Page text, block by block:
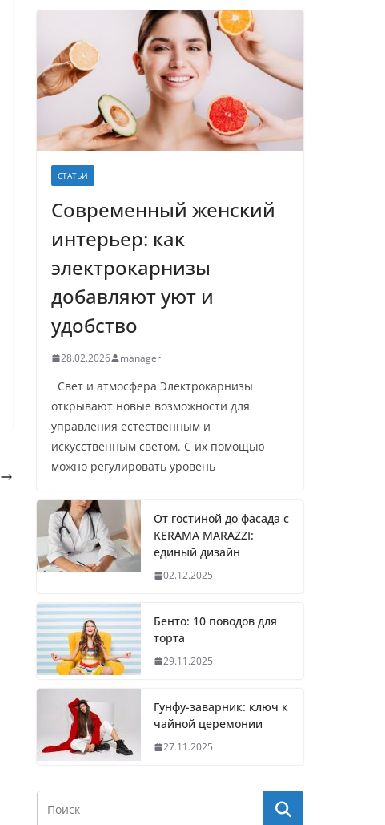
СТАТЬИ
Современный женский
интерьер: как
электрокарнизы
добавляют уют и
удобство
28.02.2026 manager
Свет и атмосфера Электрокарнизы
открывают новые возможности для
управления естественным и
искусственным светом. С их помощью
можно регулировать уровень
От гостиной до фасада с
KERAMA MARAZZI:
единый дизайн
02.12.2025
Бенто: 10 поводов для
торта
29.11.2025
Гунфу-заварник: ключ к
чайной церемонии
27.11.2025